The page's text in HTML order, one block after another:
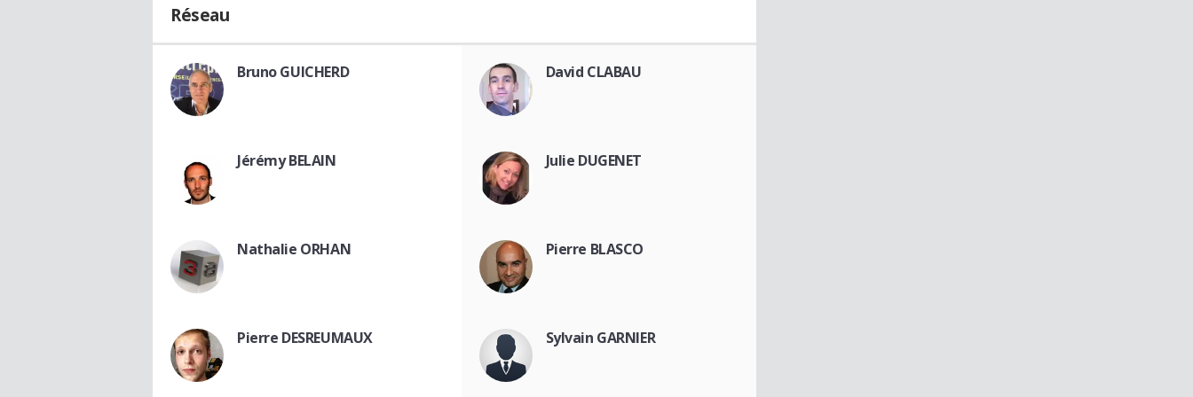
Réseau
Bruno GUICHERD David CLABAU
Jérémy BELAIN Julie DUGENET
Nathalie ORHAN Pierre BLASCO
Pierre DESREUMAUX Sylvain GARNIER